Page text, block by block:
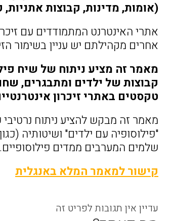
(אומות, מדינות, קבוצות
אתרי האינטרנט המתמודדים עם
אחרים מקהילתם יש עניין בשימור
מאמר זה מציע ניתוח של שיח
קבוצות של ילדים ומתבגרים,
טקסטים באתרי זיכרון
מאמר זה מבקש להציע ניתוח
"פילוסופיה עם ילדים" ושיטותיה
שלמים המערבים ממדים פילוסופיים.
קישור למאמר המלא באנגלית
עדיין אין תגובות לפריט זה